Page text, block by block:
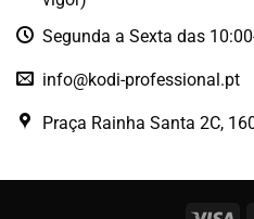
Segunda a Sexta das
info@kodi-professional.pt
Praça Rainha Santa 2C,